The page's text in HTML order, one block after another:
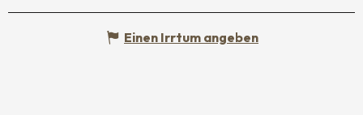
Einen Irrtum angeben